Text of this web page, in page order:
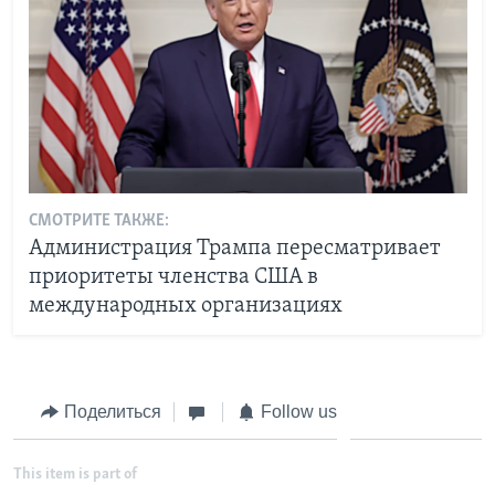
СМОТРИТЕ ТАКЖЕ:
Администрация Трампа пересматривает
приоритеты членства США в
международных организациях
Поделиться Follow us
This item is part of